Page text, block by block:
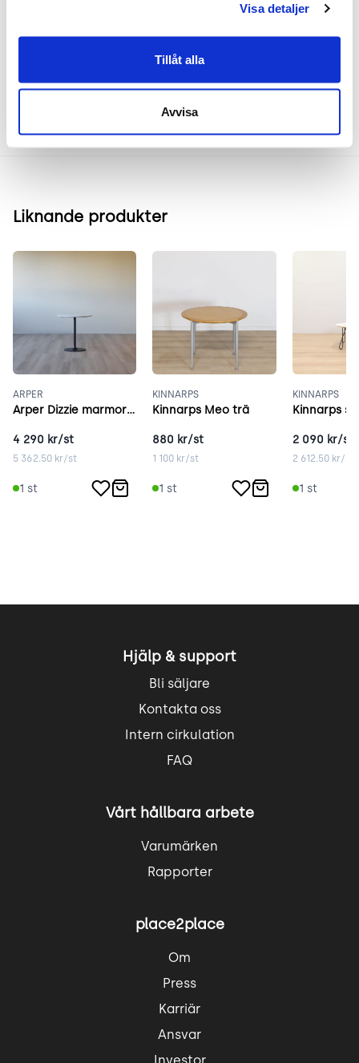
Visa detaljer
Tillåt alla
Avvisa
Inspiration & vanliga frågar
Liknande produkter
ARPER
Arper Dizzie marmor 47 cm vit
4 290 kr/st
5 362.50 kr/st
1 st
KINNARPS
Kinnarps Meo trä
880 kr/st
1 100 kr/st
1 st
KINNARPS
2 090 kr/st
2 612.50kr/st
1 st
Hjälp & support
Bli säljare
Kontakta oss
Intern cirkulation
FAQ
Vårt hållbara arbete
Varumärken
Rapporter
place2place
Om
Press
Karriär
Ansvar